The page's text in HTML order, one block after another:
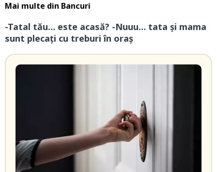
Mai multe din Bancuri
-Tatal tău… este acasă? -Nuuu… tata și mama
sunt plecați cu treburi în oraș